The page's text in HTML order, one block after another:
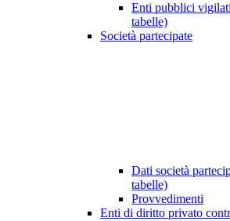
Enti pubblici
tabelle)
Società partecipate
Dati società
tabelle)
Provvedimenti
Enti di diritto privato